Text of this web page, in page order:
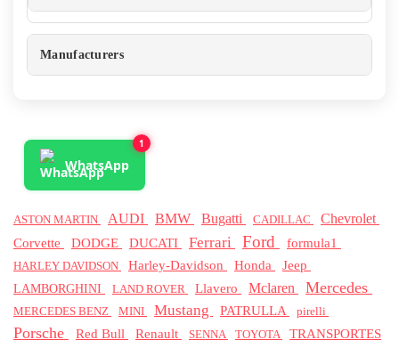
Manufacturers
WhatsApp
1
ASTON MARTIN AUDI BMW Bugatti CADILLAC Chevrolet
Corvette DODGE DUCATI Ferrari Ford formula1
HARLEY DAVIDSON Harley-Davidson Honda Jeep
LAMBORGHINI LAND ROVER Llavero Mclaren Mercedes
MERCEDES BENZ MINI Mustang PATRULLA pirelli
Porsche Red Bull Renault SENNA TOYOTA TRANSPORTES